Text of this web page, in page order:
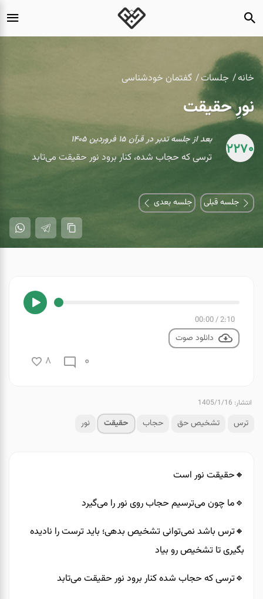
خانه جلسات گفتمان خودشناسی
نورِ حقیقت
2270
بعد از جلسه تدبر در قرآن ۱۵ فروردین ۱۴۰۵
ترسی که حجاب شده، کنار برود نور حقیقت می‌تابد
جلسه قبلی جلسه بعدی
2:10
/
00:00
دانلود صوت
0
8
انتشار: 1405/1/16
ترس تشخیص حق حجاب حقیقت نور
🔸️حقیقت نور است
🔹️ما چون می‌ترسیم حجاب روی نور را می‌گیرد
🔸️ترس باشد نمی‌توانی تشخیص بدهی؛ باید ترست را نادیده
بگیری تا تشخیص رو بیاد
🔹️ترسی که حجاب شده کنار برود نور حقیقت می‌تابد